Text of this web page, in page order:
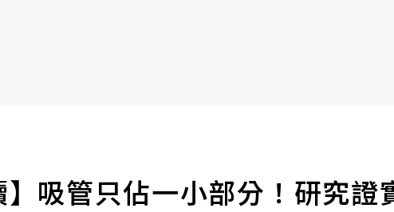
】吸管只佔一小部分！研究